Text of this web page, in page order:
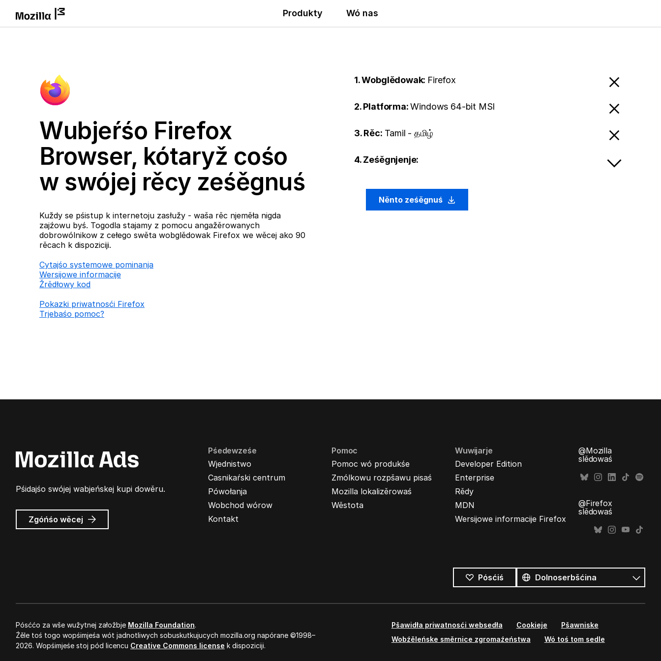
Produkty Wó nas
Wubjeŕśo Firefox
Browser, kótaryž cośo
w swójej rěcy ześěgnuś
Kuždy se pśistup k internetoju zasłužy - waša rěc njeměła nigda
zajźowu byś. Togodla stajamy z pomocu angažěrowanych
dobrowólnikow z cełego swěta wobglědowak Firefox we wěcej ako 90
rěcach k dispoziciji.
Cytajśo systemowe pominanja
Wersijowe informacije
Žrědłowy kod
Pokazki priwatnosći Firefox
Trjebaśo pomoc?
1. Wobglědowak: Firefox
2. Platforma:Windows 64-bit MSI
3. Rěc: Tamil - தமிழ்
4. Ześěgnjenje:
Něnto ześěgnuś
Pśidajśo swójej wabjeńskej kupi dowěru.
Zgóńśo wěcej wó
Wabjenje
Pśedewześe
Wjednistwo
Casnikaŕski centrum
Pówołanja
Wobchod wórow
Kontakt
Pomoc
Pomoc wó produkśe
Zmólkowu rozpšawu pisaś
Mozilla lokalizěrowaś
Wěstota
Wuwijarje
Developer Edition
Enterprise
Rědy
MDN
Wersijowe informacije Firefox
@Mozilla
slědowaś
@Firefox
slědowaś
Pósćiś
rěcy
Rěc
Pósććo za wše wužytnej załožbje Mozilla Foundation.
Źěle toś togo wopśimjeśa wót jadnotliwych sobuskutkujucych mozilla.org napórane ©1998–
2026. Wopśimjeśe stoj pód licencu Creative Commons license k dispoziciji.
Pšawidła priwatnosći websedła Cookieje
Pšawniske
Wobźěleńske směrnice zgromaźeństwa
Wó toś tom sedle